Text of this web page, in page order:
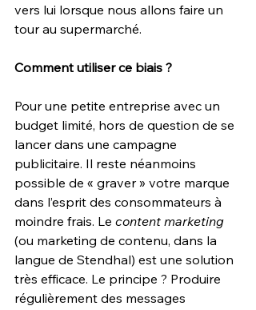
vers lui lorsque nous allons faire un
tour au supermarché.
Comment utiliser ce biais ?
Pour une petite entreprise avec un
budget limité, hors de question de se
lancer dans une campagne
publicitaire. Il reste néanmoins
possible de « graver » votre marque
dans l’esprit des consommateurs à
moindre frais. Le content marketing
(ou marketing de contenu, dans la
langue de Stendhal) est une solution
très efficace. Le principe ? Produire
régulièrement des messages